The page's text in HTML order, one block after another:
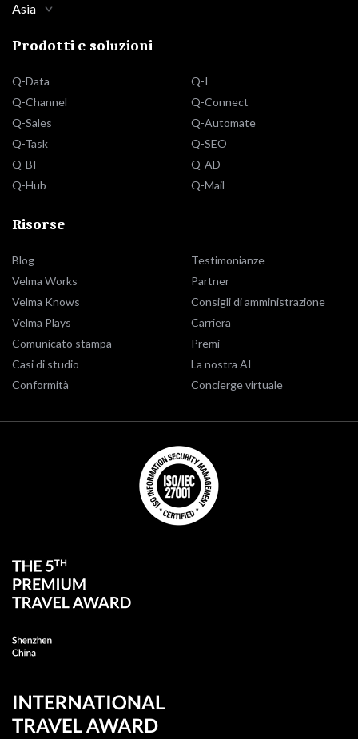
Asia
Prodotti e soluzioni
Q-Data
Q-Channel
Q-Sales
Q-Task
Q-BI
Q-Hub
Q-I
Q-Connect
Q-Automate
Q-SEO
Q-AD
Q-Mail
Risorse
Blog
Velma Works
Velma Knows
Velma Plays
Comunicato stampa
Casi di studio
Conformità
Testimonianze
Partner
Consigli di amministrazione
Carriera
Premi
La nostra AI
Concierge virtuale